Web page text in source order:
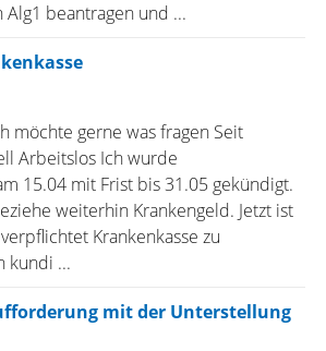
beantragen und ...
möchte gerne was fragen Seit
Arbeitslos Ich wurde
15.04 mit Frist bis 31.05 gekündigt.
weiterhin Krankengeld. Jetzt ist
Krankenkasse zu
kundi ...
mit der Unterstellung